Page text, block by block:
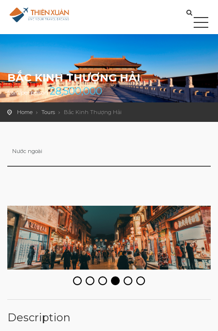
BẮC KINH THƯỢNG HẢI
from/per person28,500,000
Home Tours Bắc Kinh Thượng Hải
Nước ngoài
Description